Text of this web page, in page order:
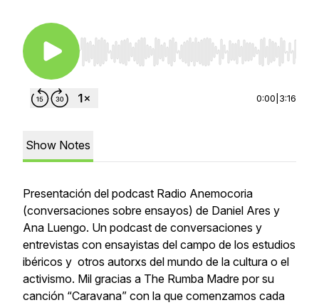
Use Left/Right to seek, Home/End to jump to
0:00 3:16
Show Notes
Presentación del podcast Radio Anemocoria
(conversaciones sobre ensayos) de Daniel Ares y
Ana Luengo. Un podcast de conversaciones y
entrevistas con ensayistas del campo de los estudios
ibéricos y otros autorxs del mundo de la cultura o el
activismo. Mil gracias a The Rumba Madre por su
canción “Caravana” con la que comenzamos cada